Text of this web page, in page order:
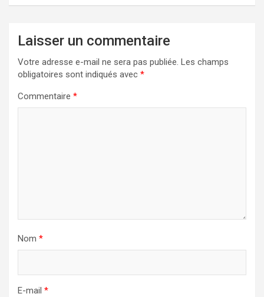
Laisser un commentaire
Votre adresse e-mail ne sera pas publiée. Les champs
obligatoires sont indiqués avec *
Commentaire *
Nom *
E-mail *